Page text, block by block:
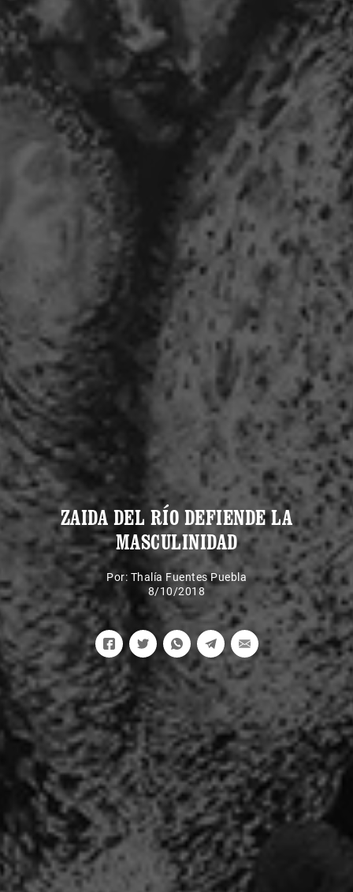
ZAIDA DEL RÍO DEFIENDE LA
MASCULINIDAD
Por: Thalía Fuentes Puebla
8/10/2018